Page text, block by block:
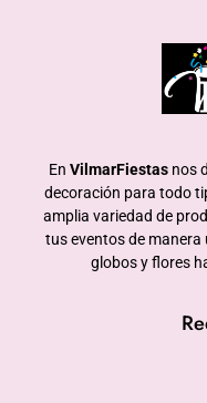
En VilmarFiestasnos
decoración para todo
amplia variedad de
tus eventos de manera
globos y flores